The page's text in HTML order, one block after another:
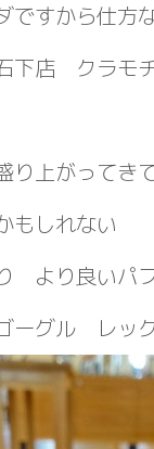
すから仕方
下店 クラモ
り上がってき
もしれない
より良いパ
ーグル レッ